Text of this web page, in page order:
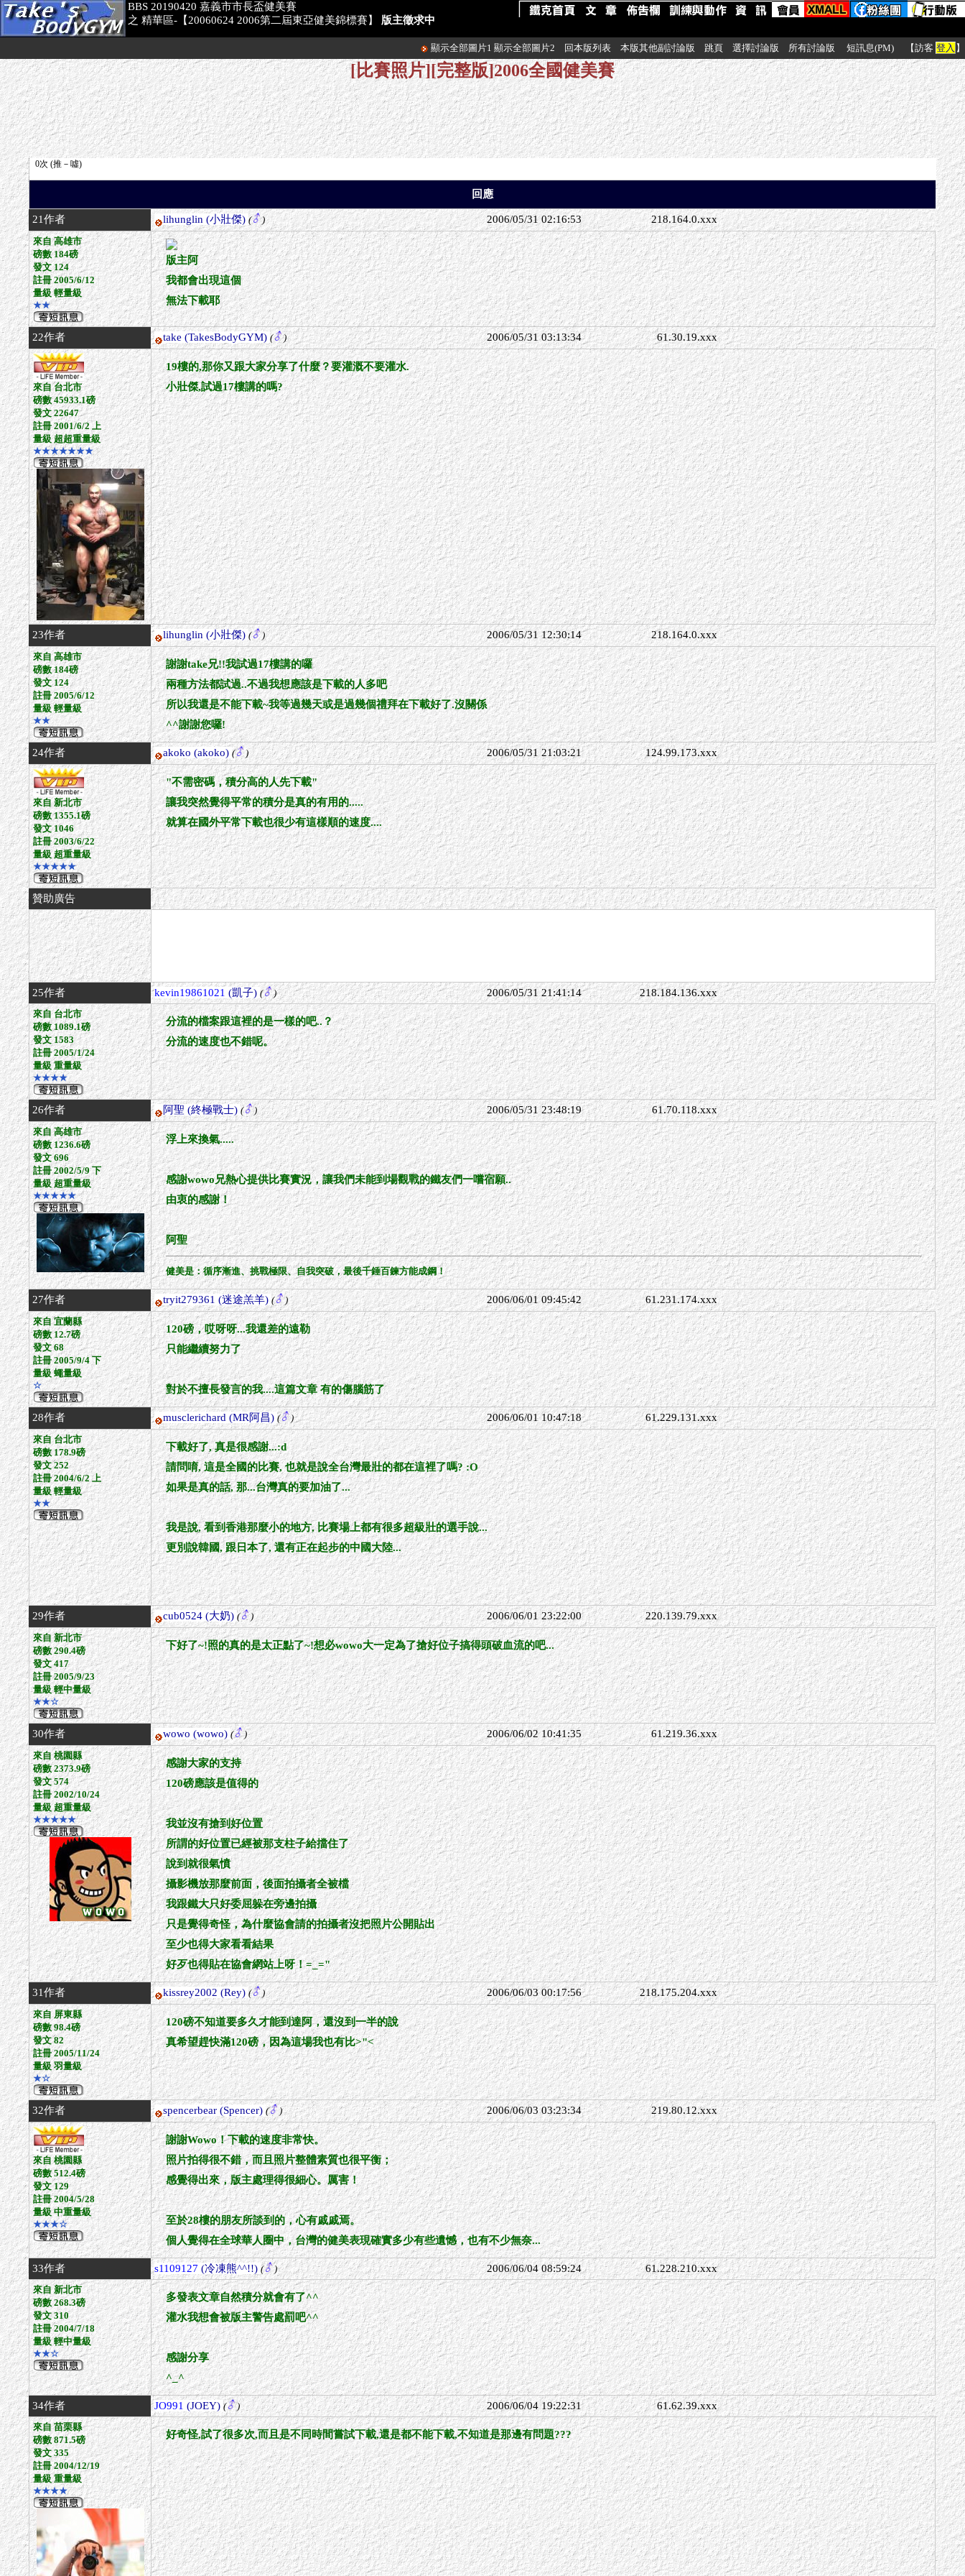
BBS 20190420 嘉義市市長盃健美賽
之 精華區-【20060624 2006第二屆東亞健美錦標賽】 版主徵求中
顯示全部圖片1 顯示全部圖片2 回本版列表 本版其他副討論版 跳頁 選擇討論版 所有討論版 短訊息(PM) 【訪客 登入 】
[比賽照片][完整版]2006全國健美賽
回應
21作者 lihunglin (小壯傑) ( ) 2006/05/31 02:16:53 218.164.0.xxx
來自 高雄市
磅數 184磅
發文 124
註冊 2005/6/12
量級 輕量級
★★
版主阿
我都會出現這個
無法下載耶
22作者 take (TakesBodyGYM) ( ) 2006/05/31 03:13:34 61.30.19.xxx
來自 台北市
磅數 45933.1磅
發文 22647
註冊 2001/6/2 上
量級 超超重量級
★★★★★★★
19樓的,那你又跟大家分享了什麼？要灌溉不要灌水.
小壯傑,試過17樓講的嗎?
23作者 lihunglin (小壯傑) ( ) 2006/05/31 12:30:14 218.164.0.xxx
來自 高雄市
磅數 184磅
發文 124
註冊 2005/6/12
量級 輕量級
★★
謝謝take兄!!我試過17樓講的囉
兩種方法都試過..不過我想應該是下載的人多吧
所以我還是不能下載~我等過幾天或是過幾個禮拜在下載好了.沒關係
^^謝謝您囉!
24作者 akoko (akoko) ( ) 2006/05/31 21:03:21 124.99.173.xxx
來自 新北市
磅數 1355.1磅
發文 1046
註冊 2003/6/22
量級 超重量級
★★★★★
"不需密碼，積分高的人先下載"
讓我突然覺得平常的積分是真的有用的.....
就算在國外平常下載也很少有這樣順的速度....
贊助廣告
25作者 kevin19861021(凱子) ( ) 2006/05/31 21:41:14 218.184.136.xxx
來自 台北市
磅數 1089.1磅
發文 1583
註冊 2005/1/24
量級 重量級
★★★★
分流的檔案跟這裡的是一樣的吧..？
分流的速度也不錯呢。
26作者 阿聖 (終極戰士) ( ) 2006/05/31 23:48:19 61.70.118.xxx
來自 高雄市
磅數 1236.6磅
發文 696
註冊 2002/5/9 下
量級 超重量級
★★★★★
浮上來換氣.....
感謝wowo兄熱心提供比賽實況，讓我們未能到場觀戰的鐵友們一嚐宿願..
由衷的感謝！
阿聖
健美是：循序漸進、挑戰極限、自我突破，最後千錘百鍊方能成鋼！
27作者 tryit279361 (迷途羔羊) ( ) 2006/06/01 09:45:42 61.231.174.xxx
來自 宜蘭縣
磅數 12.7磅
發文 68
註冊 2005/9/4 下
量級 蠅量級
☆
120磅，哎呀呀...我還差的遠勒
只能繼續努力了
對於不擅長發言的我....這篇文章 有的傷腦筋了
28作者 musclerichard (MR阿昌) ( ) 2006/06/01 10:47:18 61.229.131.xxx
來自 台北市
磅數 178.9磅
發文 252
註冊 2004/6/2 上
量級 輕量級
★★
下載好了, 真是很感謝...:d
請問唷, 這是全國的比賽, 也就是說全台灣最壯的都在這裡了嗎? :O
如果是真的話, 那...台灣真的要加油了...
我是說, 看到香港那麼小的地方, 比賽場上都有很多超級壯的選手說...
更別說韓國, 跟日本了, 還有正在起步的中國大陸...
29作者 cub0524 (大奶) ( ) 2006/06/01 23:22:00 220.139.79.xxx
來自 新北市
磅數 290.4磅
發文 417
註冊 2005/9/23
量級 輕中量級
★★☆
下好了~!照的真的是太正點了~!想必wowo大一定為了搶好位子搞得頭破血流的吧...
30作者 wowo (wowo) ( ) 2006/06/02 10:41:35 61.219.36.xxx
來自 桃園縣
磅數 2373.9磅
發文 574
註冊 2002/10/24
量級 超重量級
★★★★★
感謝大家的支持
120磅應該是值得的
我並沒有搶到好位置
所謂的好位置已經被那支柱子給擋住了
說到就很氣憤
攝影機放那麼前面，後面拍攝者全被檔
我跟鐵大只好委屈躲在旁邊拍攝
只是覺得奇怪，為什麼協會請的拍攝者沒把照片公開貼出
至少也得大家看看結果
好歹也得貼在協會網站上呀！=_="
31作者 kissrey2002 (Rey) ( ) 2006/06/03 00:17:56 218.175.204.xxx
來自 屏東縣
磅數 98.4磅
發文 82
註冊 2005/11/24
量級 羽量級
★☆
120磅不知道要多久才能到達阿，還沒到一半的說
真希望趕快滿120磅，因為這場我也有比>"<
32作者 spencerbear (Spencer) ( ) 2006/06/03 03:23:34 219.80.12.xxx
來自 桃園縣
磅數 512.4磅
發文 129
註冊 2004/5/28
量級 中重量級
★★★☆
謝謝Wowo！下載的速度非常快。
照片拍得很不錯，而且照片整體素質也很平衡；
感覺得出來，版主處理得很細心。厲害！
至於28樓的朋友所談到的，心有戚戚焉。
個人覺得在全球華人圈中，台灣的健美表現確實多少有些遺憾，也有不少無奈...
33作者 s1109127(冷凍熊^^!!) ( ) 2006/06/04 08:59:24 61.228.210.xxx
來自 新北市
磅數 268.3磅
發文 310
註冊 2004/7/18
量級 輕中量級
★★☆
多發表文章自然積分就會有了^^
灌水我想會被版主警告處罰吧^^
感謝分享
^_^
34作者 JO991(JOEY) ( ) 2006/06/04 19:22:31 61.62.39.xxx
來自 苗栗縣
磅數 871.5磅
發文 335
註冊 2004/12/19
量級 重量級
★★★★
好奇怪,試了很多次,而且是不同時間嘗試下載,還是都不能下載,不知道是那邊有問題???